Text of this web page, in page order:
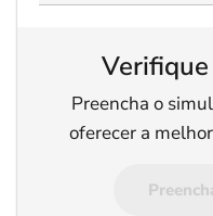
Preencha o
oferecer a